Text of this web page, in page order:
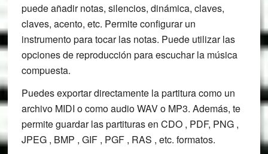
puede añadir notas, silencios, dinámica, claves,
claves, acento, etc. Permite configurar un
instrumento para tocar las notas. Puede utilizar las
opciones de reproducción para escuchar la música
compuesta.
Puedes exportar directamente la partitura como un
archivo MIDI o como audio WAV o MP3. Además, te
permite guardar las partituras en CDO , PDF, PNG ,
JPEG , BMP , GIF , PGF , RAS , etc. formatos.